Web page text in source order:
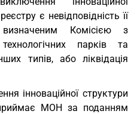
є невідповідність її
визначеним Комісією з
технологічних парків та
типів, або ліквідація
інноваційної структури
МОН за поданням